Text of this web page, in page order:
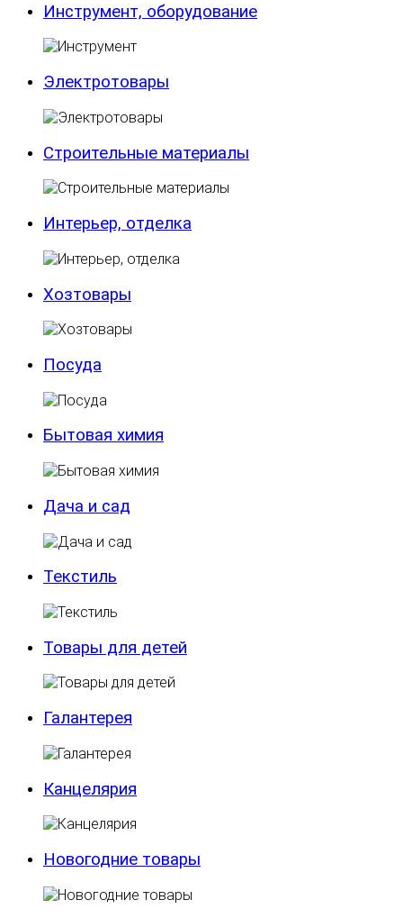
Инструмент, оборудование
Электротовары
Строительные материалы
Интерьер, отделка
Хозтовары
Посуда
Бытовая химия
Дача и сад
Текстиль
Товары для детей
Галантерея
Канцелярия
Новогодние товары